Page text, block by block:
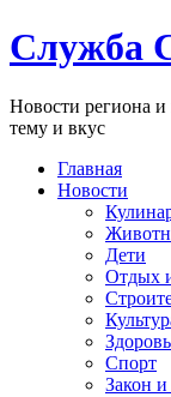
Служба
Новости региона
тему и вкус
Главная
Новости
Дети
Отдых
Спорт
Закон